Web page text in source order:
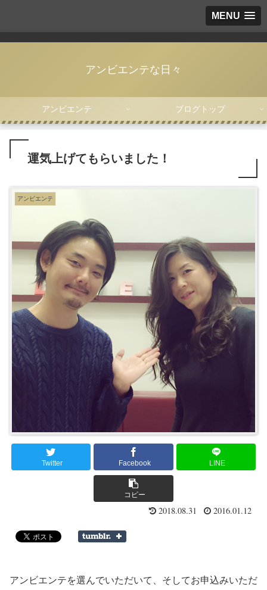
MENU
アンビエンテな日々
アンビエンテ ブログトップ
運気上げてもらいました！
アンビエンテ
Twitter Facebook LINE
コピー
2018.08.31 2016.01.12
アンビエンテを選んでいただいて、そしてお申込みいただ